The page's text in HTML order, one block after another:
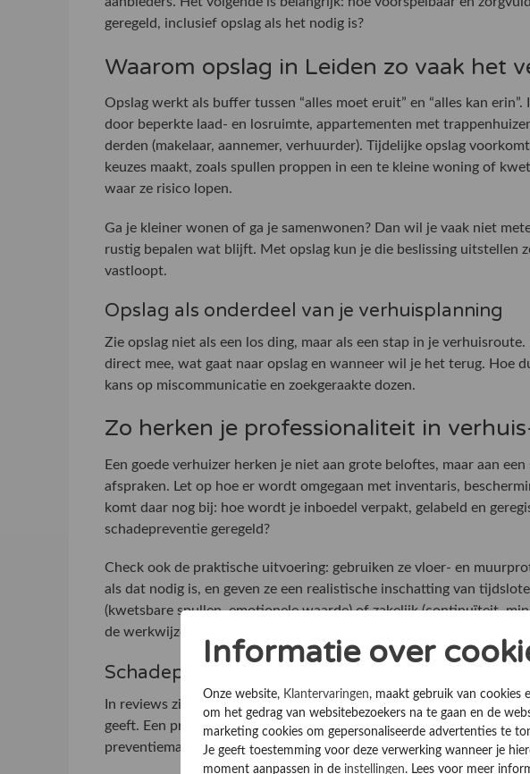
geregeld, inclusief opslag als het nodig is?
Waarom opslag in Leiden zo vaak het
Opslag werkt als buffer tussen “alles moet eruit” en “alles kan
door beperkte laad- en losruimte, appartementen met
derden (makelaar, aannemer, verhuurder). Tijdelijke opslag
keuzes maakt, zoals spullen proppen in een te kleine woning of
waar ze risico lopen.
Ga je kleiner wonen of ga je samenwonen? Dan wil je vaak niet
rustig bepalen wat blijft. Met opslag kun je die beslissing uitstellen
vastloopt.
Opslag als onderdeel van je verhuisplanning
Zie opslag niet als een los ding, maar als een stap in je
direct mee, wat gaat naar opslag en wanneer wil je het terug. Hoe
kans op miscommunicatie en zoekgeraakte dozen.
Zo herken je professionaliteit in
Een goede verhuizer herken je niet aan grote beloftes, maar aan
afspraken. Let op hoe er wordt omgegaan met inventaris,
komt daar nog bij: hoe wordt je inboedel verpakt, gelabeld en
schadepreventie geregeld?
Check ook de praktische uitvoering: gebruiken ze vloer- en
als dat nodig is, en geven ze een realistische inschatting van
(kwetsbare spullen, emotionele waarde) of zakelijk (continuïteit,
de werkwijze voorspelbaar blijft.
Schadepreventie en verzekeringsvragen,
In reviews zie je vaak dat onduidelijkheid over
geeft. Een professionele partij is vooraf helder: wat is wel en niet
preventiemaatregelen zijn standaard. Dat is geen luxe, dat is
Informatie over
Onze website, Klantervaringen, maakt gebruik van cookies
om het gedrag van websitebezoekers na te gaan en de
marketing cookies om gepersonaliseerde advertenties te
Je geeft toestemming voor deze verwerking wanneer je
moment aanpassen in de instellingen. Lees voor meer